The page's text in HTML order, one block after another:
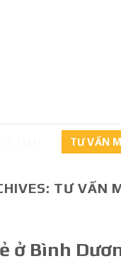
TƯ VẤN
TƯ VẤN
ở Bình